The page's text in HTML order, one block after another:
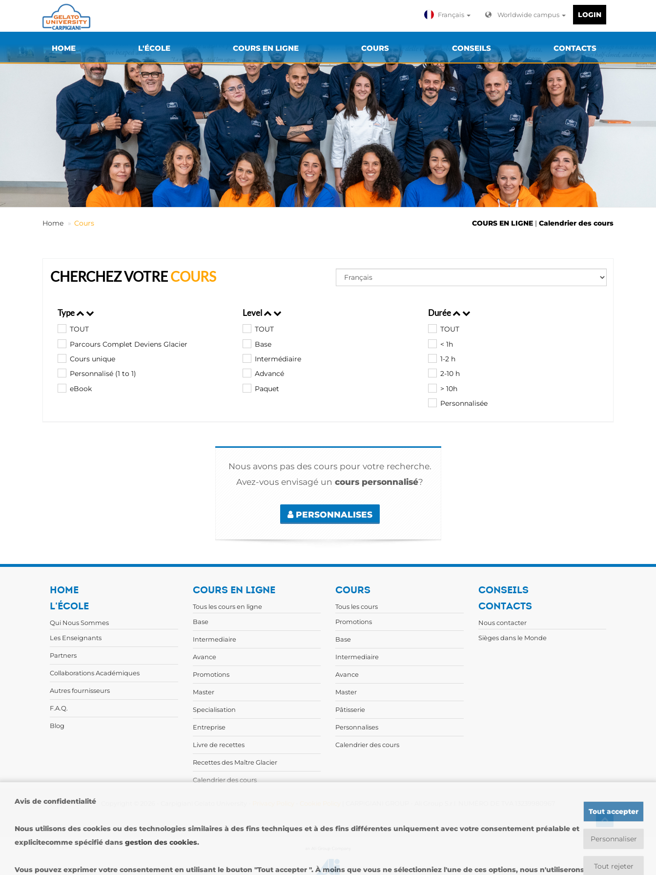
Français Worldwide campus LOGIN
HOME L'ÉCOLE COURS EN LIGNE COURS CONSEILS CONTACTS
Home Cours COURS EN LIGNE | Calendrier des cours
CHERCHEZ VOTRECOURS
Type
TOUT
Parcours Complet Deviens Glacier
Cours unique
Personnalisé (1 to 1)
eBook
Level
TOUT
Base
Intermédiaire
Advancé
Paquet
Durée
TOUT
< 1h
1-2 h
2-10 h
> 10h
Personnalisée
Nous avons pas des cours pour votre recherche.
Avez-vous envisagé un cours personnalisé?
PERSONNALISES
HOME
L'ÉCOLE
Qui Nous Sommes
Les Enseignants
Partners
Collaborations Académiques
Autres fournisseurs
F.A.Q.
Blog
COURS EN LIGNE
Tous les cours en ligne
Base
Intermediaire
Avance
Promotions
Master
Specialisation
Entreprise
Livre de recettes
Recettes des Maître Glacier
Calendrier des cours
COURS
Tous les cours
Promotions
Base
Intermediaire
Avance
Master
Pâtisserie
Personnalises
Calendrier des cours
CONSEILS
CONTACTS
Nous contacter
Sièges dans le Monde
Avis de confidentialité
Nous utilisons des cookies ou des technologies similaires à des fins techniques et à des fins différentes uniquement avec votre consentement préalable et
explicitecomme spécifié dans gestion des cookies.
Vous pouvez exprimer votre consentement en utilisant le bouton "Tout accepter ". À moins que vous ne sélectionniez l'une de ces options, nous n'utiliserons
Tout accepter
Personnaliser
Tout rejeter